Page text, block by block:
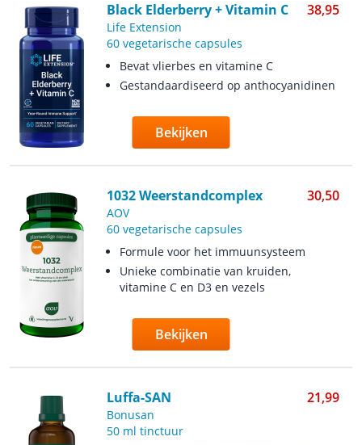
Black Elderberry + Vitamin C 38,95
Life Extension
60 vegetarische capsules
Bevat vlierbes en vitamine C
Gestandaardiseerd op anthocyanidinen
Bekijken
1032 Weerstandcomplex 30,50
AOV
60 vegetarische capsules
Formule voor het immuunsysteem
Unieke combinatie van kruiden,
vitamine C en D3 en vezels
Bekijken
Luffa-SAN 21,99
Bonusan
50 ml tinctuur